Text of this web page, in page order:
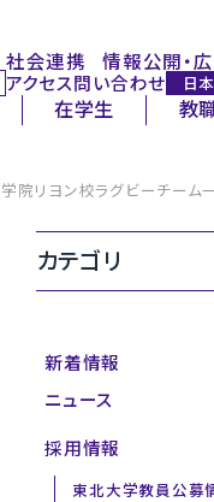
社会連携 情報公開・
アクセス問い合わせ 日
在学生 教
院リヨン校ラグビーチーム
カテゴリ
新着情報
ニュース
採用情報
東北大学教員公募